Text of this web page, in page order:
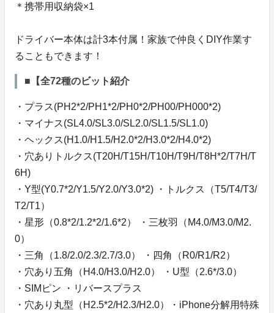
＊携帯用収納袋×1
ドライバー本体は計3本付属！家族で仲良くDIY作業す
ることもできます！
■【全72種のビット紹介
・プラス(PH2*2/PH1*2/PH0*2/PH00/PH000*2)
・マイナス(SL4.0/SL3.0/SL2.0/SL1.5/SL1.0)
・ヘックス(H1.0/H1.5/H2.0*2/H3.0*2/H4.0*2)
・穴ありトルクス(T20H/T15H/T10H/T9H/T8H*2/T7H/T
6H)
・Y型(Y0.7*2/Y1.5/Y2.0/Y3.0*2) ・トルクス（T5/T4/T3/
T2/T1）
・星形（0.8*2/1.2*2/1.6*2） ・三枚羽（M4.0/M3.0/M2.
0）
・三角（1.8/2.0/2.3/2.7/3.0） ・四角（R0/R1/R2）
・穴あり五角（H4.0/H3.0/H2.0） ・U型（2.6*/3.0）
・SIMピン ・リバースプラス
・穴あり丸型（H2.5*2/H2.3/H2.0）・iPhone分解用特殊